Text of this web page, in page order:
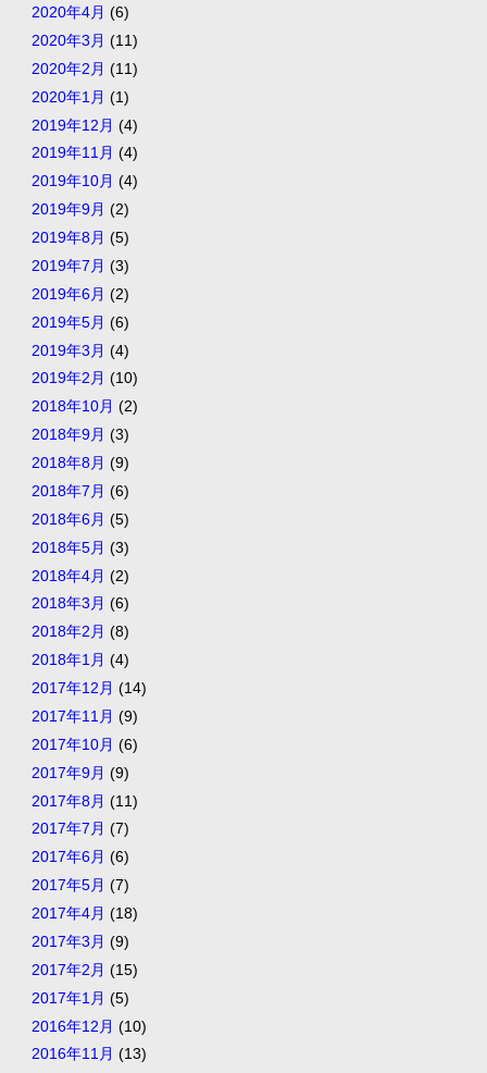
2020年4月 (6)
2020年3月 (11)
2020年2月 (11)
2020年1月 (1)
2019年12月 (4)
2019年11月 (4)
2019年10月 (4)
2019年9月 (2)
2019年8月 (5)
2019年7月 (3)
2019年6月 (2)
2019年5月 (6)
2019年3月 (4)
2019年2月 (10)
2018年10月 (2)
2018年9月 (3)
2018年8月 (9)
2018年7月 (6)
2018年6月 (5)
2018年5月 (3)
2018年4月 (2)
2018年3月 (6)
2018年2月 (8)
2018年1月 (4)
2017年12月 (14)
2017年11月 (9)
2017年10月 (6)
2017年9月 (9)
2017年8月 (11)
2017年7月 (7)
2017年6月 (6)
2017年5月 (7)
2017年4月 (18)
2017年3月 (9)
2017年2月 (15)
2017年1月 (5)
2016年12月 (10)
2016年11月 (13)